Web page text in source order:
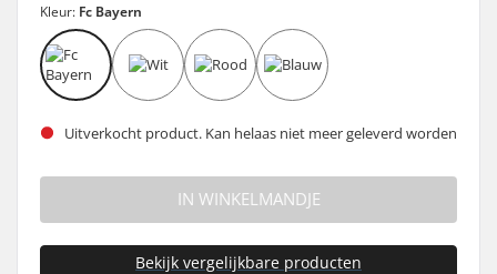
Kleur: Fc Bayern
Uitverkocht product. Kan helaas niet meer geleverd worden
IN WINKELMANDJE
Bekijk vergelijkbare producten